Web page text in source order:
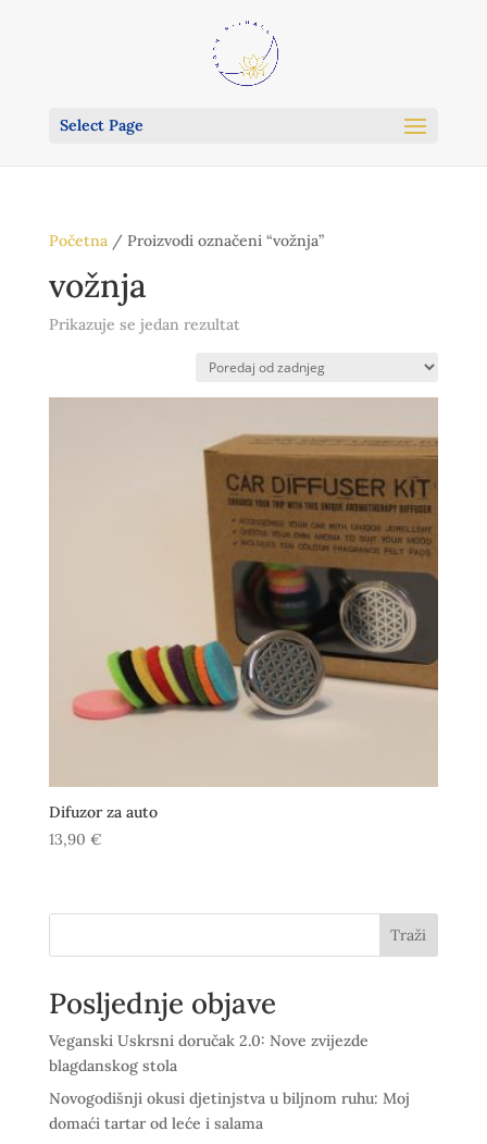
Select Page
Početna/ Proizvodi označeni “vožnja”
vožnja
Prikazuje se jedan rezultat
Difuzor za auto
13,90 €
Traži
Posljednje objave
Veganski Uskrsni doručak 2.0: Nove zvijezde
blagdanskog stola
Novogodišnji okusi djetinjstva u biljnom ruhu: Moj
domaći tartar od leće i salama